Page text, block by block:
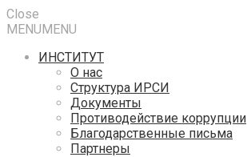
Close
MENUMENU
ИНСТИТУТ
О нас
Структура ИРСИ
Документы
Противодействие коррупции
Благодарственные письма
Партнеры